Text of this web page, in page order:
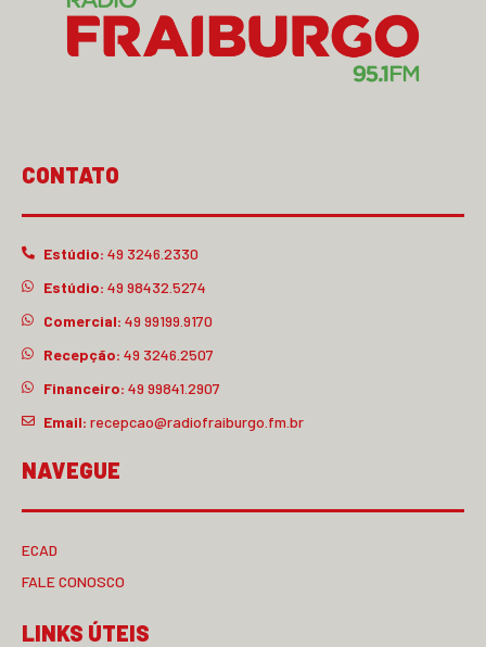
CONTATO
Estúdio: 49 3246.2330
Estúdio: 49 98432.5274
Comercial: 49 99199.9170
Recepção: 49 3246.2507
Financeiro: 49 99841.2907
Email: recepcao@radiofraiburgo.fm.br
NAVEGUE
ECAD
FALE CONOSCO
LINKS ÚTEIS